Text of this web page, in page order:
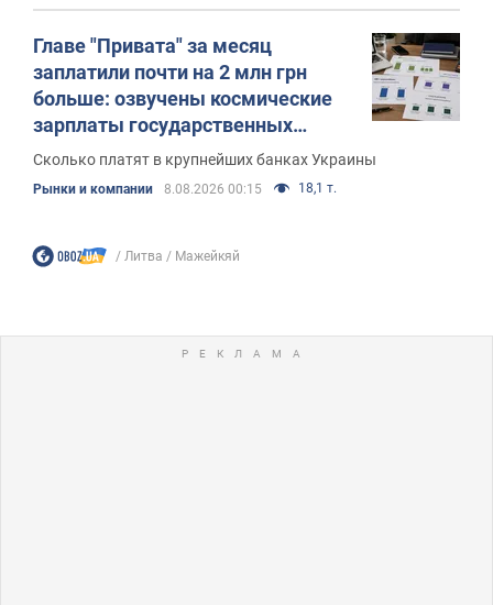
Главе "Привата" за месяц
заплатили почти на 2 млн грн
больше: озвучены космические
зарплаты государственных
банкиров
Сколько платят в крупнейших банках Украины
Рынки и компании 8.08.2026 00:15 18,1 т.
Литва Мажейкяй